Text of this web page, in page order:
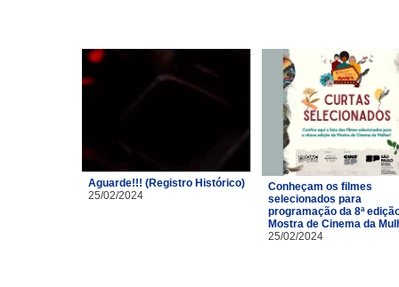
Aguarde!!! (Registro Histórico)
25/02/2024
Conheçam os filmes
selecionados para
programação da 8ª
Mostra de Cinema da
25/02/2024